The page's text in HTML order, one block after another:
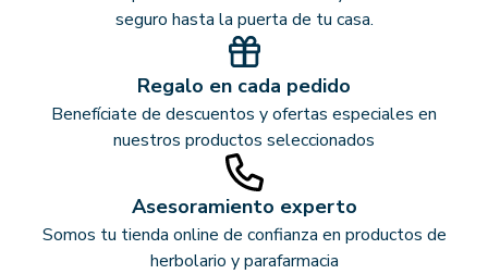
seguro hasta la puerta de tu casa.
Regalo en cada pedido
Benefíciate de descuentos y ofertas especiales en
nuestros productos seleccionados
Asesoramiento experto
Somos tu tienda online de confianza en productos de
herbolario y parafarmacia